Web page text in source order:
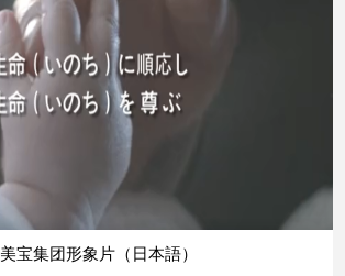
美宝集团形象片（日本語）